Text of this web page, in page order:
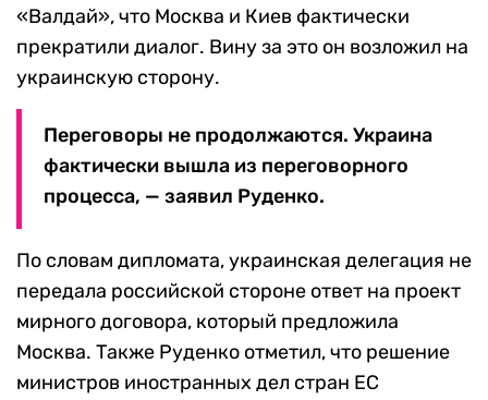
«Валдай», что Москва и Киев фактически
прекратили диалог. Вину за это он возложил на
украинскую сторону.
Переговоры не продолжаются. Украина
фактически вышла из переговорного
процесса, — заявил Руденко.
По словам дипломата, украинская делегация не
передала российской стороне ответ на проект
мирного договора, который предложила
Москва. Также Руденко отметил, что решение
министров иностранных дел стран ЕС